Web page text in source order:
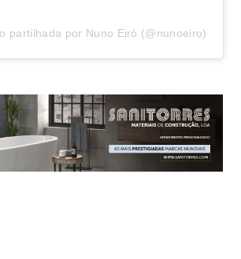
partilhada por Nuno Eiró (@nunoeiro)